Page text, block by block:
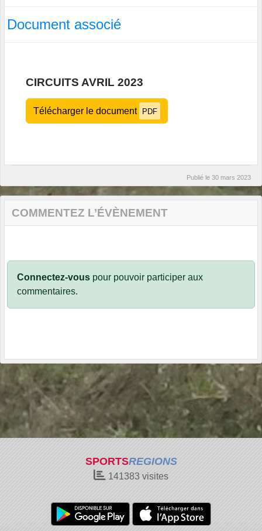
Document associé
CIRCUITS AVRIL 2023
Télécharger le document PDF
Publié le 30 mars 2023
COMMENTEZ L’ÉVÈNEMENT
Connectez-vous pour pouvoir participer aux
commentaires.
SPORTSREGIONS
141383 visites